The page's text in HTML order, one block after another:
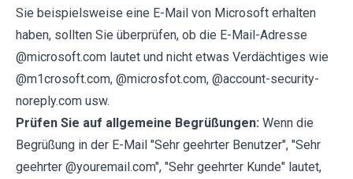
Sie beispielsweise eine E-Mail von Microsoft erhalten
haben, sollten Sie überprüfen, ob die E-Mail-Adresse
@microsoft.com lautet und nicht etwas Verdächtiges wie
@m1crosoft.com, @microsfot.com, @account-security-
noreply.com usw.
Prüfen Sie auf allgemeine Begrüßungen: Wenn die
Begrüßung in der E-Mail "Sehr geehrter Benutzer", "Sehr
geehrter @youremail.com", "Sehr geehrter Kunde" lautet,